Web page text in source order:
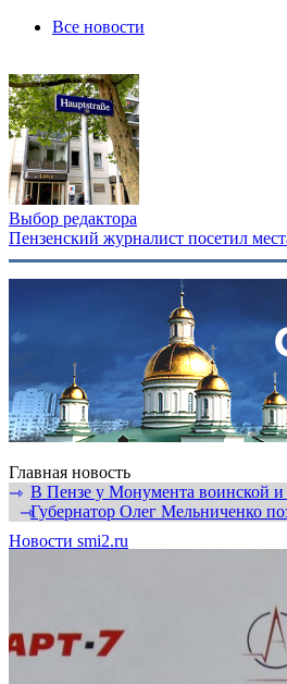
Все новости
Выбор редактора
Пензенский журналист посетил
Главная новость
⇾ В Пензе у Монумента воинской
⇾Губернатор Олег Мельниченко
Новости smi2.ru